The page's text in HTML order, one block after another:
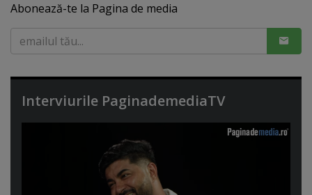
Abonează-te la Pagina de media
Interviurile PaginademediaTV